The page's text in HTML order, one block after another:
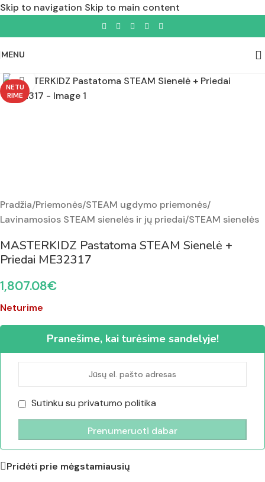
Skip to navigation Skip to main content
MENU
NETU
RIME
Padidinti nuotrauką
Pradžia/Priemonės/STEAM ugdymo priemonės/
Lavinamosios STEAM sienelės ir jų priedai/STEAM sienelės
MASTERKIDZ Pastatoma STEAM Sienelė +
Priedai ME32317
1,807.08€
Neturime
Pranešime, kai turėsime sandelyje!
Sutinku su privatumo politika
Pridėti prie mėgstamiausių